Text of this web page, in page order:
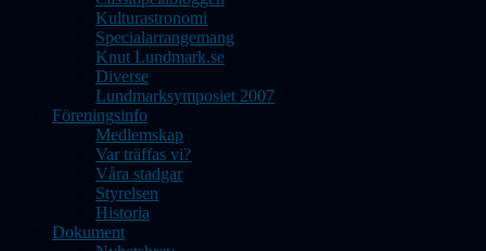
Kulturastronomi
Specialarrangemang
Knut Lundmark.se
Diverse
Lundmarksymposiet 2007
Föreningsinfo
Medlemskap
Var träffas vi?
Våra stadgar
Styrelsen
Historia
Dokument